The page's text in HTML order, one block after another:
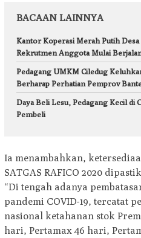
BACAAN LAINNYA
Kantor Koperasi Merah Putih
Rekrutmen Anggota Mulai
Pedagang UMKM Ciledug
Berharap Perhatian Pemprov
Daya Beli Lesu, Pedagang Kecil di
Pembeli
Ia menambahkan,
SATGAS RAFICO 2020
“Di tengah adanya
pandemi COVID-19, tercatat
nasional ketahanan stok
hari, Pertamax 46 hari,